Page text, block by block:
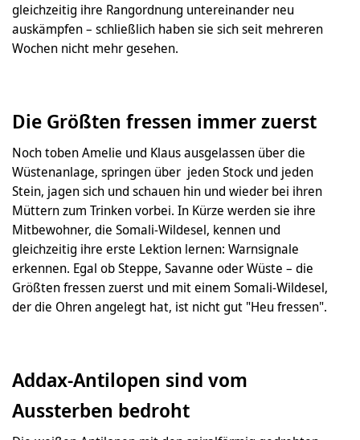
gleichzeitig ihre Rangordnung untereinander neu
auskämpfen – schließlich haben sie sich seit mehreren
Wochen nicht mehr gesehen.
Die Größten fressen immer zuerst
Noch toben Amelie und Klaus ausgelassen über die
Wüstenanlage, springen über jeden Stock und jeden
Stein, jagen sich und schauen hin und wieder bei ihren
Müttern zum Trinken vorbei. In Kürze werden sie ihre
Mitbewohner, die Somali-Wildesel, kennen und
gleichzeitig ihre erste Lektion lernen: Warnsignale
erkennen. Egal ob Steppe, Savanne oder Wüste – die
Größten fressen zuerst und mit einem Somali-Wildesel,
der die Ohren angelegt hat, ist nicht gut "Heu fressen".
Addax-Antilopen sind vom
Aussterben bedroht